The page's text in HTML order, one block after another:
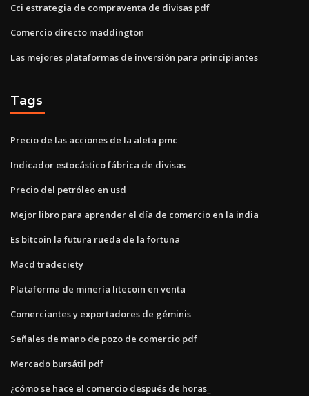
Cci estrategia de compraventa de divisas pdf
Comercio directo maddington
Las mejores plataformas de inversión para principiantes
Tags
Precio de las acciones de la aleta pmc
Indicador estocástico fábrica de divisas
Precio del petróleo en usd
Mejor libro para aprender el día de comercio en la india
Es bitcoin la futura rueda de la fortuna
Macd tradeciety
Plataforma de minería litecoin en venta
Comerciantes y exportadores de géminis
Señales de mano de pozo de comercio pdf
Mercado bursátil pdf
¿cómo se hace el comercio después de horas_